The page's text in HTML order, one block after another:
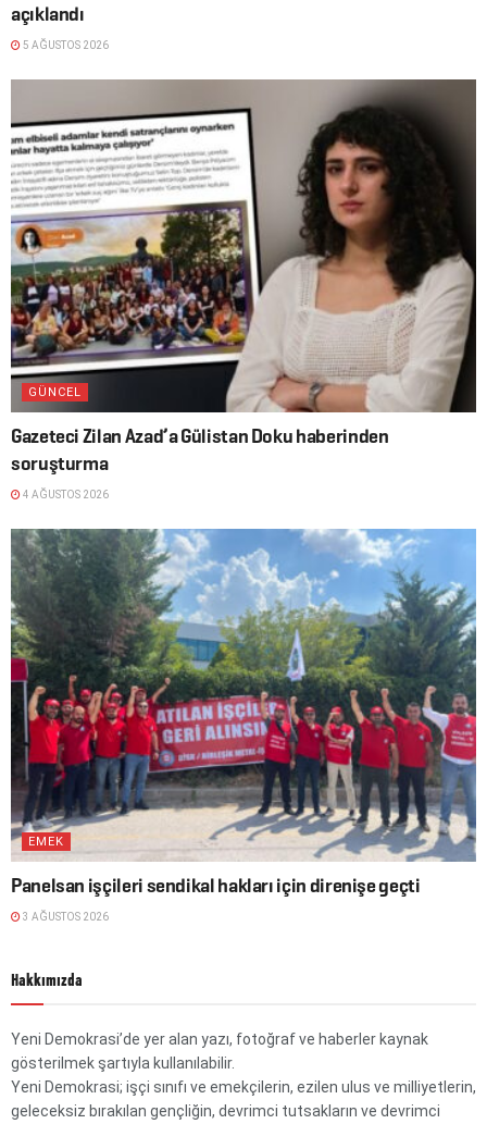
açıklandı
5 AĞUSTOS 2026
GÜNCEL
Gazeteci Zilan Azad’a Gülistan Doku haberinden
soruşturma
4 AĞUSTOS 2026
EMEK
Panelsan işçileri sendikal hakları için direnişe geçti
3 AĞUSTOS 2026
Hakkımızda
Yeni Demokrasi’de yer alan yazı, fotoğraf ve haberler kaynak
gösterilmek şartıyla kullanılabilir.
Yeni Demokrasi; işçi sınıfı ve emekçilerin, ezilen ulus ve milliyetlerin,
geleceksiz bırakılan gençliğin, devrimci tutsakların ve devrimci